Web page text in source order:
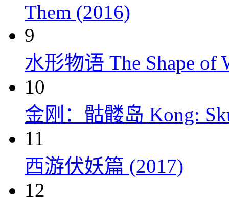
Them (2016)
9
水形物语 The Shape of
10
金刚：骷髅岛 Kong:
11
西游伏妖篇 (2017)
12